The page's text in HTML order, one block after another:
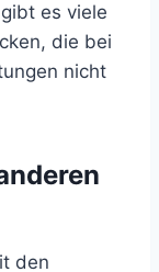
es viele
die bei
nicht
den